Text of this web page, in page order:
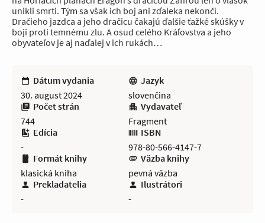
unikli smrti. Tým sa však ich boj ani zďaleka nekončí.
Dračieho jazdca a jeho dračicu čakajú ďalšie ťažké skúšky v
boji proti temnému zlu. A osud celého Kráľovstva a jeho
obyvateľov je aj naďalej v ich rukách…
Dátum vydania
30. august 2024
Jazyk
slovenčina
Počet strán
744
Vydavateľ
Fragment
Edícia
-
ISBN
978-80-566-4147-7
Formát knihy
klasická kniha
Väzba knihy
pevná väzba
Prekladatelia
-
Ilustrátori
-